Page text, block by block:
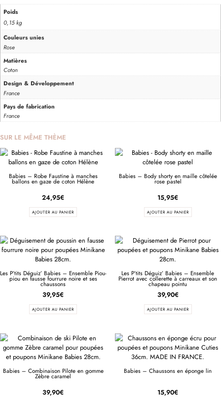
Poids
0,15 kg
Couleurs unies
Rose
Matières
Coton
Design & Développement
France
Pays de fabrication
France
SUR LE MÊME THÈME
Babies – Robe Faustine à manches
ballons en gaze de coton Hélène
24,95€
AJOUTER AU PANIER
Babies – Body shorty en maille côtelée
rose pastel
15,95€
AJOUTER AU PANIER
Les P’tits Déguiz’ Babies – Ensemble Piou-
piou en fausse fourrure noire et ses
chaussons
39,95€
AJOUTER AU PANIER
Les P’tits Déguiz’ Babies – Ensemble
Pierrot avec collerette à carreaux et son
chapeau pointu
39,90€
AJOUTER AU PANIER
Babies – Combinaison Pilote en gomme
Zèbre caramel
39,90€
Babies – Chaussons en éponge lin
15,90€